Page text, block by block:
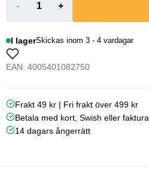
- +
I lagerSkickas inom 3 - 4 vardagar
EAN: 4005401082750
Frakt 49 kr | Fri frakt över 499 kr
Betala med kort, Swish eller faktura
14 dagars ångerrätt